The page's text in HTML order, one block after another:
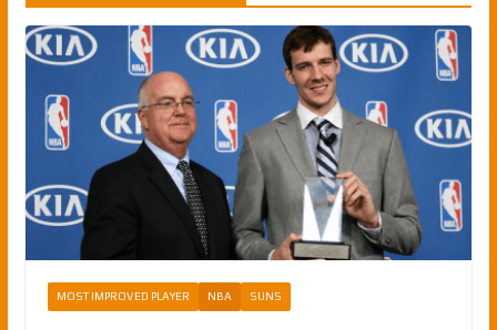
MOST IMPROVED PLAYER NBA SUNS